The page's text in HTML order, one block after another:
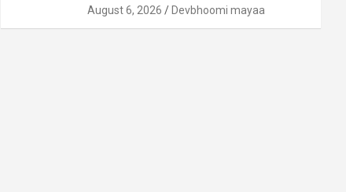
August 6, 2026 Devbhoomi mayaa